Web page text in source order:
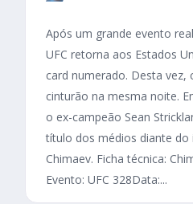
Após um grande evento
UFC retorna aos Estados
card numerado. Desta vez,
cinturão na mesma noite.
o ex-campeão Sean
título dos médios diante do
Chimaev. Ficha técnica:
Evento: UFC 328Data:...